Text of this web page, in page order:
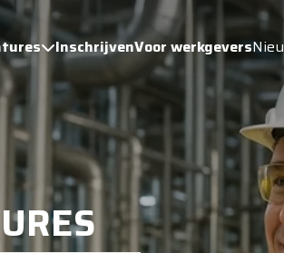
InschrijvenVoor werkgevers